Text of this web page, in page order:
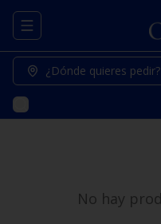
Abrir menu de navegación
¿Dónde quieres pedir?
No hay